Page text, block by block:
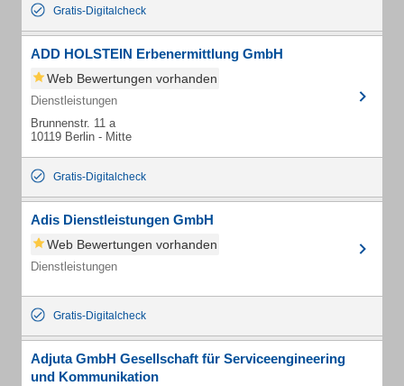
Gratis-Digitalcheck
ADD HOLSTEIN Erbenermittlung GmbH
Web Bewertungen vorhanden
Dienstleistungen
Brunnenstr. 11 a
10119 Berlin - Mitte
Gratis-Digitalcheck
Adis Dienstleistungen GmbH
Web Bewertungen vorhanden
Dienstleistungen
Gratis-Digitalcheck
Adjuta GmbH Gesellschaft für Serviceengineering
und Kommunikation